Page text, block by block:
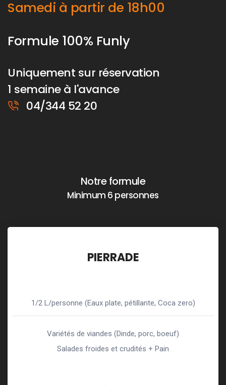
Samedi à partir de 18h00
Formule 100% Funly
Uniquement sur réservation
1 semaine à l'avance
04/344 52 20
Notre formule
Minimum 6 personnes
PIERRADE
1/2 L/personne (Eaux plate, pétillante, Coca zero)
Variétés de viandes (Dinde, porc, boeuf)
Salades froides et crudités + Pain